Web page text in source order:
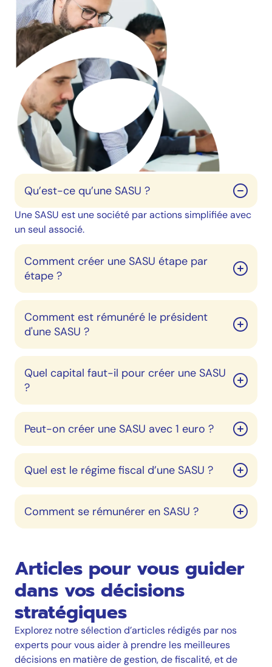
Qu’est-ce qu’une SASU ?
Une SASU est une société par actions simplifiée avec
un seul associé.
Comment créer une SASU étape par
étape ?
Comment est rémunéré le président
d'une SASU ?
Quel capital faut-il pour créer une SASU
?
Peut-on créer une SASU avec 1 euro ?
Quel est le régime fiscal d’une SASU ?
Comment se rémunérer en SASU ?
Articles pour vous guider
dans vos décisions
stratégiques
Explorez notre sélection d’articles rédigés par nos
experts pour vous aider à prendre les meilleures
décisions en matière de gestion, de fiscalité, et de